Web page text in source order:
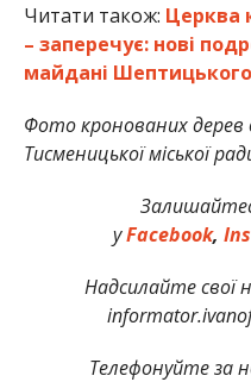
Читати також: Церква
– заперечує: нові
майдані Шептицького
Фото кронованих дерев
Тисменицької міської
уFacebook,
Надсилайте
Телефонуйте за